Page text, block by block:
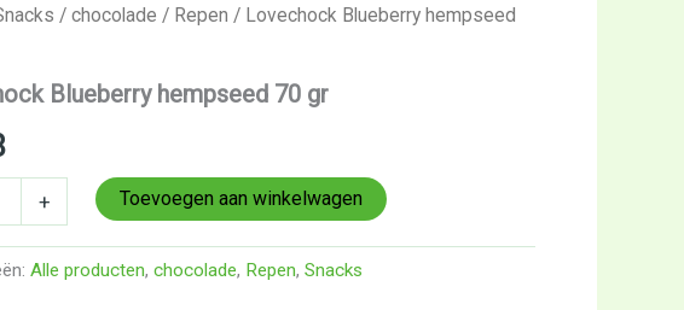
/ chocolade / Repen / Lovechock Blueberry hempseed
Blueberry hempseed 70 gr
+ Toevoegen aan winkelwagen
Alle producten, chocolade, Repen, Snacks